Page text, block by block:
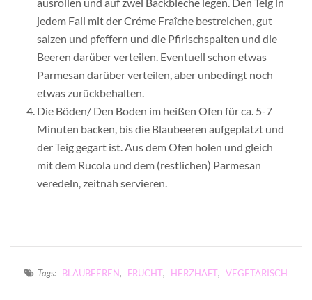
jedem Fall mit der Créme Fraîche bestreichen, gut
salzen und pfeffern und die Pfirischspalten und die
Beeren darüber verteilen. Eventuell schon etwas
Parmesan darüber verteilen, aber unbedingt noch
etwas zurückbehalten.
Die Böden/ Den Boden im heißen Ofen für ca. 5-7
Minuten backen, bis die Blaubeeren aufgeplatzt und
der Teig gegart ist. Aus dem Ofen holen und gleich
mit dem Rucola und dem (restlichen) Parmesan
veredeln, zeitnah servieren.
Tags: BLAUBEEREN, FRUCHT, HERZHAFT, VEGETARISCH